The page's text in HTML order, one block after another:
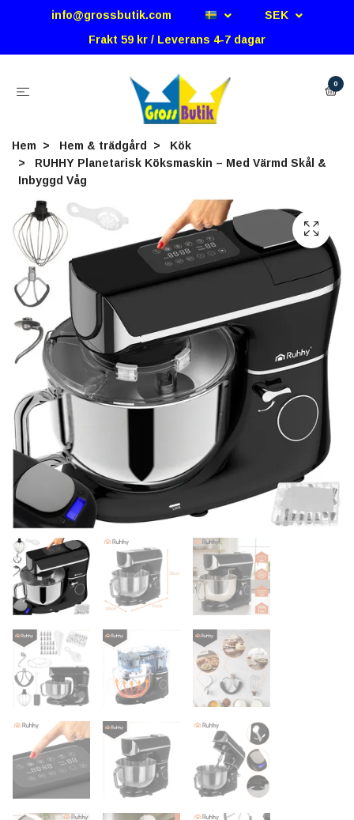
info@grossbutik.com
SEK
Frakt 59 kr / Leverans 4-7 dagar
0
Hem Hem & trädgård
Kök
RUHHY Planetarisk Köksmaskin – Med Värmd Skål &
Inbyggd Våg